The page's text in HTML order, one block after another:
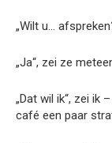
„Wilt u…
„Ja“, zei ze
„Dat wil ik“, zei ik
café een paar